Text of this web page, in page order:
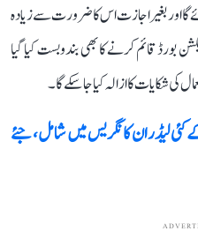
جائے گا اور بغیر اجازت اس کا ضرورت سے زیادہ
بورڈ قائم کرنے کا بھی بندوبست کیا گیا
کی شکایات کا ازالہ کیا جا سکے گا۔
کئی لیڈران کانگریس میں شامل، جئے